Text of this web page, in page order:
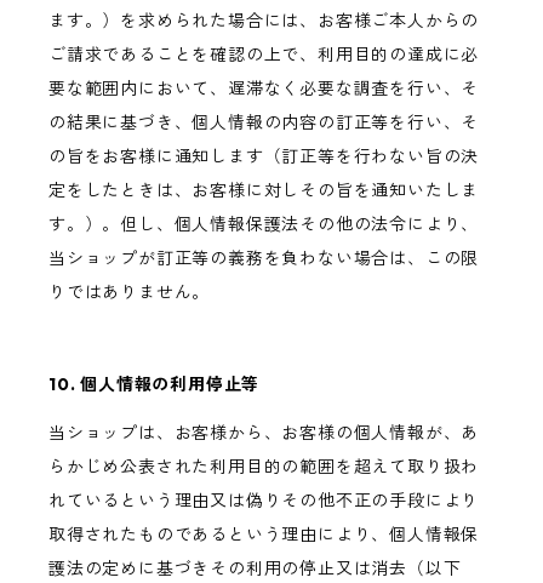
ます。）を求められた場合には、お客様ご本人からの
ご請求であることを確認の上で、利用目的の達成に必
要な範囲内において、遅滞なく必要な調査を行い、そ
の結果に基づき、個人情報の内容の訂正等を行い、そ
の旨をお客様に通知します（訂正等を行わない旨の決
定をしたときは、お客様に対しその旨を通知いたしま
す。）。但し、個人情報保護法その他の法令により、
当ショップが訂正等の義務を負わない場合は、この限
りではありません。
10. 個人情報の利用停止等
当ショップは、お客様から、お客様の個人情報が、あ
らかじめ公表された利用目的の範囲を超えて取り扱わ
れているという理由又は偽りその他不正の手段により
取得されたものであるという理由により、個人情報保
護法の定めに基づきその利用の停止又は消去（以下